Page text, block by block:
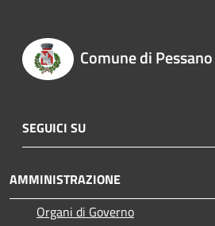
Comune di
SEGUICI SU
AMMINISTRAZIONE
Organi di Governo